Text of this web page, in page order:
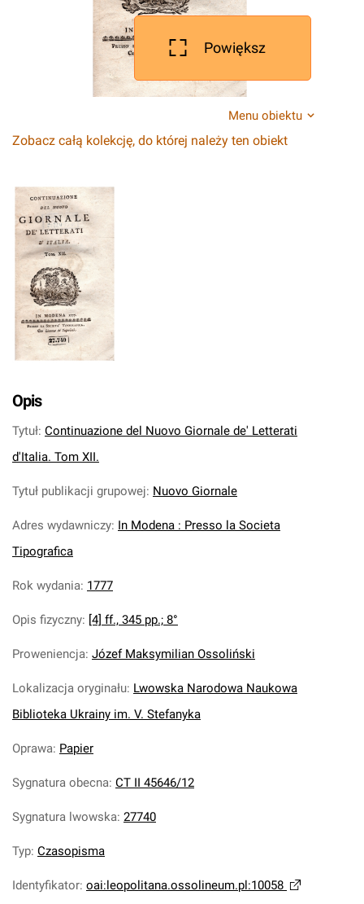
Powiększ
Menu obiektu
Zobacz całą kolekcję, do której należy ten obiekt
Opis
Tytuł: Continuazione del Nuovo Giornale de' Letterati
d'Italia. Tom XII.
Tytuł publikacji grupowej: Nuovo Giornale
Adres wydawniczy: In Modena : Presso la Societa
Tipografica
Rok wydania: 1777
Opis fizyczny: [4] ff., 345 pp.; 8°
Proweniencja: Józef Maksymilian Ossoliński
Lokalizacja oryginału: Lwowska Narodowa Naukowa
Biblioteka Ukrainy im. V. Stefanyka
Oprawa: Papier
Sygnatura obecna: CT II 45646/12
Sygnatura lwowska: 27740
Typ: Czasopisma
Identyfikator: oai:leopolitana.ossolineum.pl:10058